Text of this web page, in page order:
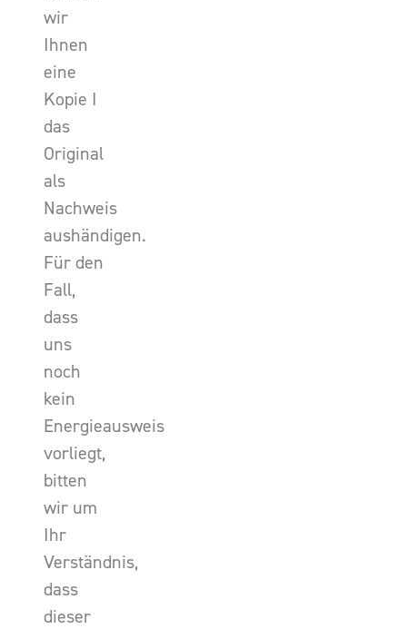
wir
Ihnen
eine
Kopie I
das
Original
als
Nachweis
aushändigen.
Für den
Fall,
dass
uns
noch
kein
Energieausweis
vorliegt,
bitten
wir um
Ihr
Verständnis,
dass
dieser